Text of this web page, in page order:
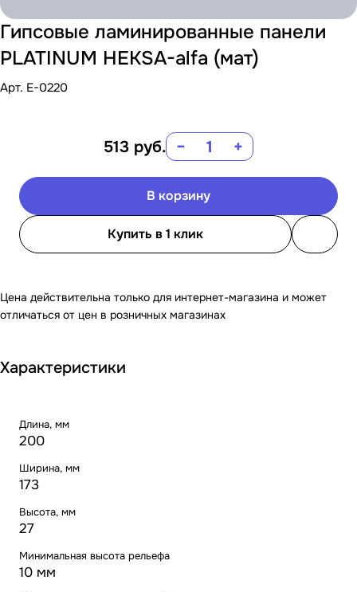
Гипсовые ламинированные панели
PLATINUM HEKSA-alfa (мат)
Арт. E-0220
513 руб. − +
В корзину
Купить в 1 клик
Цена действительна только для интернет-магазина и может
отличаться от цен в розничных магазинах
Характеристики
Длина, мм
200
Ширина, мм
173
Высота, мм
27
Минимальная высота рельефа
10 мм